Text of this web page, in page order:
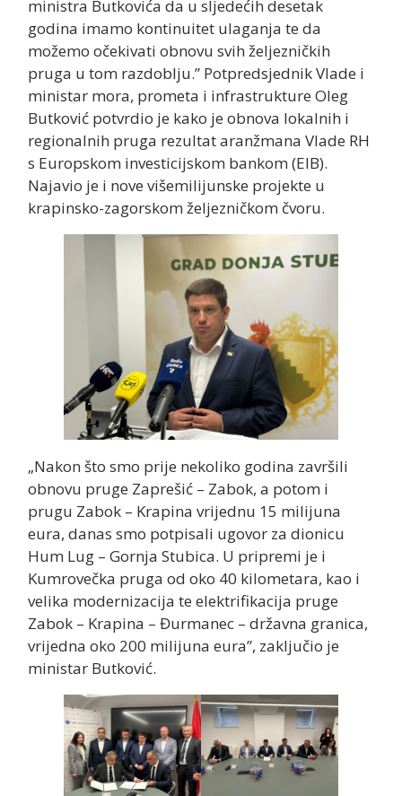
ministra Butkovića da u sljedećih desetak
godina imamo kontinuitet ulaganja te da
možemo očekivati obnovu svih željezničkih
pruga u tom razdoblju.” Potpredsjednik Vlade i
ministar mora, prometa i infrastrukture Oleg
Butković potvrdio je kako je obnova lokalnih i
regionalnih pruga rezultat aranžmana Vlade RH
s Europskom investicijskom bankom (EIB).
Najavio je i nove višemilijunske projekte u
krapinsko-zagorskom željezničkom čvoru.
„Nakon što smo prije nekoliko godina završili
obnovu pruge Zaprešić – Zabok, a potom i
prugu Zabok – Krapina vrijednu 15 milijuna
eura, danas smo potpisali ugovor za dionicu
Hum Lug – Gornja Stubica. U pripremi je i
Kumrovečka pruga od oko 40 kilometara, kao i
velika modernizacija te elektrifikacija pruge
Zabok – Krapina – Đurmanec – državna granica,
vrijedna oko 200 milijuna eura”, zaključio je
ministar Butković.